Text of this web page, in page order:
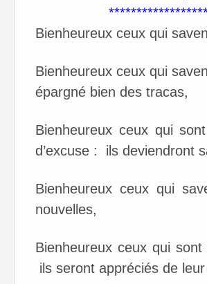
Bienheureux ceux qui
Bienheureux ceux qui
épargné bien des tracas,
Bienheureux ceux qui
d’excuse : ils deviendront
Bienheureux ceux qui
nouvelles,
Bienheureux ceux qui
ils seront appréciés de